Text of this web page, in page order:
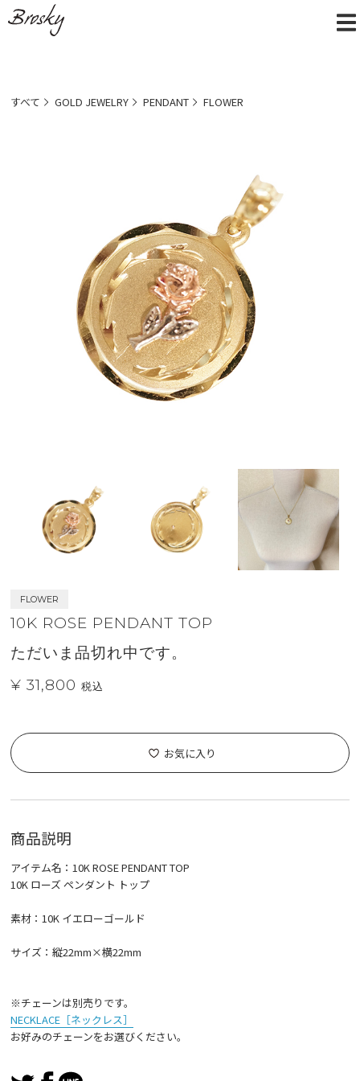
すべて GOLD JEWELRY PENDANT FLOWER
FLOWER
10K ROSE PENDANT TOP
ただいま品切れ中です。
¥ 31,800税込
お気に入り
商品説明
アイテム名：10K ROSE PENDANT TOP
10K ローズ ペンダント トップ
素材：10K イエローゴールド
サイズ：縦22mm×横22mm
※チェーンは別売りです。
NECKLACE［ネックレス］
お好みのチェーンをお選びください。